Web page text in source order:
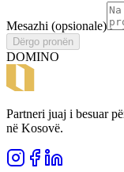
Mesazhi (opsionale)
Dërgo pronën
DOMINO
Partneri juaj i besuar
në Kosovë.